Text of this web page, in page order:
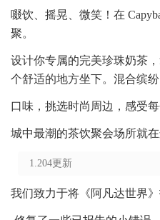
啜饮、摇晃、微笑！在
聚。
设计你专属的完美珍珠奶茶
个舒适的地方坐下。混合缤
口味，挑选时尚周边，感受
城中最潮的茶饮聚会场所就在
1.204更新
我们致力于将《阿凡达世界》